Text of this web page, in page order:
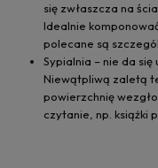
się zwłaszcza na
Idealnie
polecane są
Sypialnia – nie da
Niewątpliwą zaletą
powierzchnię
czytanie, np. książki